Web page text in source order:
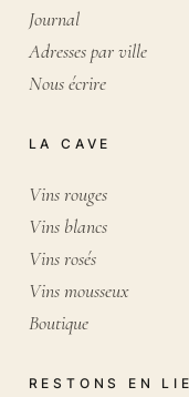
Journal
Adresses par ville
Nous écrire
LA CAVE
Vins rouges
Vins blancs
Vins rosés
Vins mousseux
Boutique
RESTONS EN